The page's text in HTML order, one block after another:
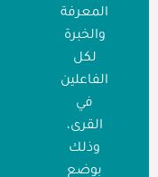
المعرفة
والخبرة
لكل
الفاعلين
في
القرى،
وذلك
بوضع